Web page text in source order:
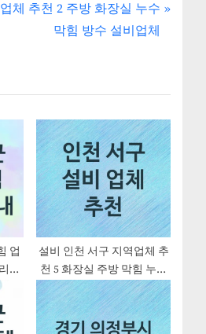
체 추천 2 주방 화장실 누수
막힘 방수 설비업체
업
업
설비 인천 서구 지역업체 추
천 5 화장실 주방 막힘 누수
설비업체